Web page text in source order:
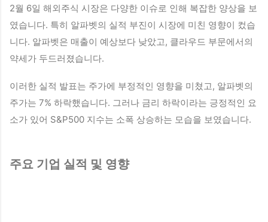
2월 6일 해외주식 시장은 다양한 이슈로 인해 복잡한 양상을 보
였습니다. 특히 알파벳의 실적 부진이 시장에 미친 영향이 컸습
니다. 알파벳은 매출이 예상보다 낮았고, 클라우드 부문에서의
약세가 두드러졌습니다.
이러한 실적 발표는 주가에 부정적인 영향을 미쳤고, 알파벳의
주가는 7% 하락했습니다. 그러나 금리 하락이라는 긍정적인 요
소가 있어 S&P500 지수는 소폭 상승하는 모습을 보였습니다.
주요 기업 실적 및 영향